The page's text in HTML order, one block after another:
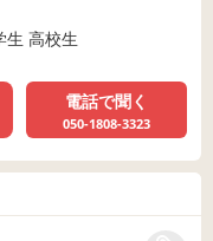
生 高校生
電話で聞く
050-1808-3323